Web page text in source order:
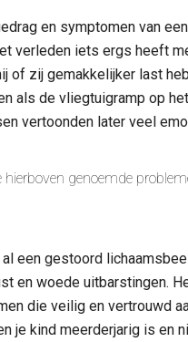
en symptomen van
verleden iets ergs heeft
of zij gemakkelijker last
als de vliegtuigramp op
vertoonden later veel
genoemde
al een gestoord
en woede uitbarstingen.
die veilig en vertrouwd
je kind meerderjarig is en